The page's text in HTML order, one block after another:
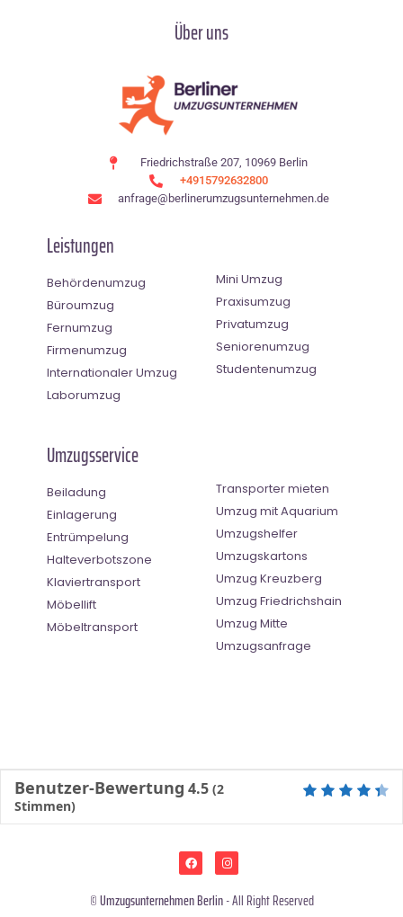
Über uns
Friedrichstraße 207, 10969 Berlin
+4915792632800
anfrage@berlinerumzugsunternehmen.de
Leistungen
Behördenumzug
Büroumzug
Fernumzug
Firmenumzug
Internationaler Umzug
Laborumzug
Mini Umzug
Praxisumzug
Privatumzug
Seniorenumzug
Studentenumzug
Umzugsservice
Beiladung
Einlagerung
Entrümpelung
Halteverbotszone
Klaviertransport
Möbellift
Möbeltransport
Transporter mieten
Umzug mit Aquarium
Umzugshelfer
Umzugskartons
Umzug Kreuzberg
Umzug Friedrichshain
Umzug Mitte
Umzugsanfrage
Benutzer-Bewertung 4.5 (2
Stimmen)
©Umzugsunternehmen Berlin- All Right Reserved